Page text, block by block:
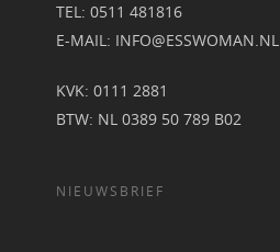
TEL: 0511 481816
E-MAIL: INFO@ESSWOMAN.NL
KVK: 0111 2881
BTW: NL 0389 50 789 B02
NIEUWSBRIEF